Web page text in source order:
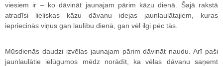
viesiem ir – ko dāvināt jaunajam pārim kāzu dienā. Šajā rakstā
atradīsi lieliskas kāzu dāvanu idejas jaunlaulātajiem, kuras
iepriecinās viņus gan laulību dienā, gan vēl ilgi pēc tās.
Mūsdienās daudzi izvēlas jaunajam pārim dāvināt naudu. Arī paši
jaunlaulātie ielūgumos mēdz norādīt, ka vēlas dāvanu saņemt